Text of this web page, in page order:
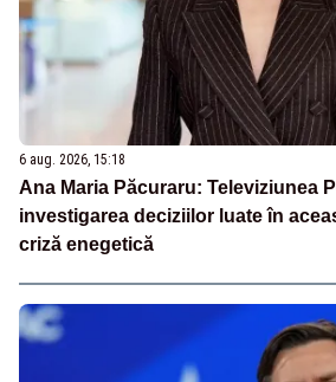
6 aug. 2026, 15:18
Ana Maria Păcuraru: Televiziunea
investigarea deciziilor luate în
criză enegetică